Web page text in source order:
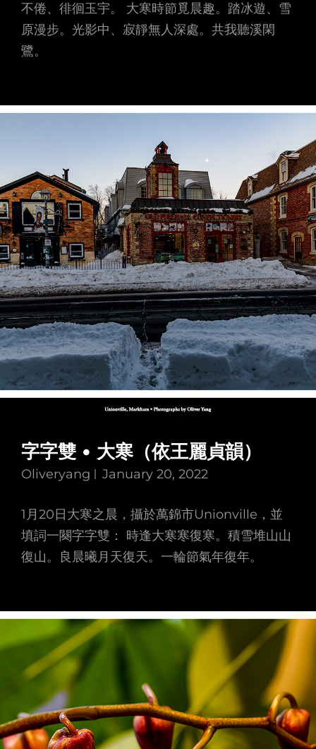
不倦、徘徊玉宇。 大寒時節覓晨趣。踏冰遊、雪
原漫步。光影中、寂靜無人深處。共我聽溪閑
鷺。
字字雙 • 大寒（依王麗貞韻）
Oliveryang January 20, 2022
1月20日大寒之晨，攝於萬錦市Unionville，並
填詞一闋字字雙： 時逢大寒寒復寒。積雪堆山山
復山。良晨曦月天復天。一輪節氣年復年。